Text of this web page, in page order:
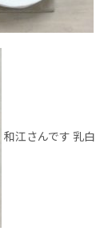
和江さんです 乳白